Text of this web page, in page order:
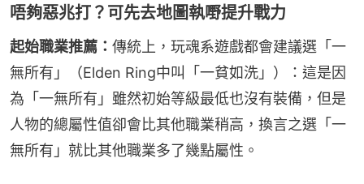
唔夠惡兆打？可先去地圖執嘢提升戰力
起始職業推薦： 傳統上，玩魂系遊戲都會建議選「一
無所有」（Elden Ring中叫「一貧如洗」）：這是因
為「一無所有」雖然初始等級最低也沒有裝備，但是
人物的總屬性值卻會比其他職業稍高，換言之選「一
無所有」就比其他職業多了幾點屬性。